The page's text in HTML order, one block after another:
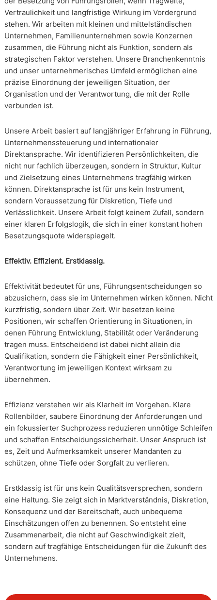
Vertraulichkeit und langfristige Wirkung im Vordergrund
stehen. Wir arbeiten mit kleinen und mittelständischen
Unternehmen, Familienunternehmen sowie Konzernen
zusammen, die Führung nicht als Funktion, sondern als
strategischen Faktor verstehen. Unsere Branchenkenntnis
und unser unternehmerisches Umfeld ermöglichen eine
präzise Einordnung der jeweiligen Situation, der
Organisation und der Verantwortung, die mit der Rolle
verbunden ist.
Unsere Arbeit basiert auf langjähriger Erfahrung in Führung,
Unternehmenssteuerung und internationaler
Direktansprache. Wir identifizieren Persönlichkeiten, die
nicht nur fachlich überzeugen, sondern in Struktur, Kultur
und Zielsetzung eines Unternehmens tragfähig wirken
können. Direktansprache ist für uns kein Instrument,
sondern Voraussetzung für Diskretion, Tiefe und
Verlässlichkeit. Unsere Arbeit folgt keinem Zufall, sondern
einer klaren Erfolgslogik, die sich in einer konstant hohen
Besetzungsquote widerspiegelt.
Effektiv. Effizient. Erstklassig.
Effektivität bedeutet für uns, Führungsentscheidungen so
abzusichern, dass sie im Unternehmen wirken können. Nicht
kurzfristig, sondern über Zeit. Wir besetzen keine
Positionen, wir schaffen Orientierung in Situationen, in
denen Führung Entwicklung, Stabilität oder Veränderung
tragen muss. Entscheidend ist dabei nicht allein die
Qualifikation, sondern die Fähigkeit einer Persönlichkeit,
Verantwortung im jeweiligen Kontext wirksam zu
übernehmen.
Effizienz verstehen wir als Klarheit im Vorgehen. Klare
Rollenbilder, saubere Einordnung der Anforderungen und
ein fokussierter Suchprozess reduzieren unnötige Schleifen
und schaffen Entscheidungssicherheit. Unser Anspruch ist
es, Zeit und Aufmerksamkeit unserer Mandanten zu
schützen, ohne Tiefe oder Sorgfalt zu verlieren.
Erstklassig ist für uns kein Qualitätsversprechen, sondern
eine Haltung. Sie zeigt sich in Marktverständnis, Diskretion,
Konsequenz und der Bereitschaft, auch unbequeme
Einschätzungen offen zu benennen. So entsteht eine
Zusammenarbeit, die nicht auf Geschwindigkeit zielt,
sondern auf tragfähige Entscheidungen für die Zukunft des
Unternehmens.